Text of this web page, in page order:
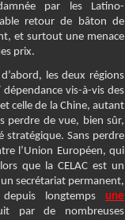
par les Latino-
retour de bâton de
et surtout une menace
prix.
les deux régions
vis-à-vis des
celle de la Chine, autant
perdre de vue, bien sûr,
stratégique. Sans perdre
l’Union Européen, qui
que la CELAC est un
secrétariat permanent,
longtemps une
par de nombreuses